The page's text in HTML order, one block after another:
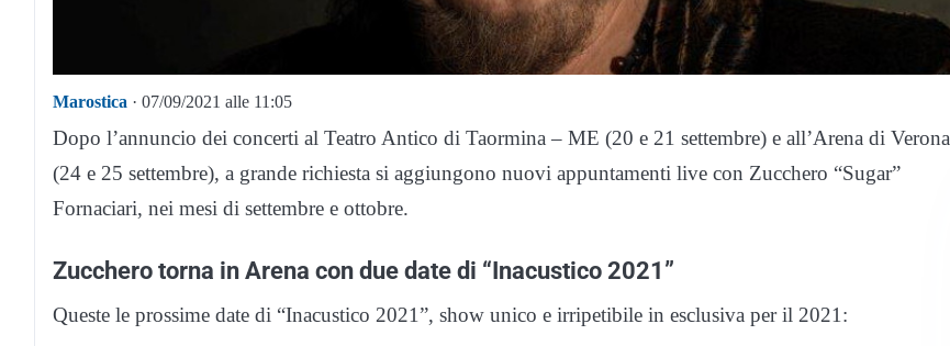
Marostica · 07/09/2021 alle 11:05
Dopo l’annuncio dei concerti al Teatro Antico di Taormina – ME (20 e 21 settembre) e all’Arena di Verona
(24 e 25 settembre), a grande richiesta si aggiungono nuovi appuntamenti live con Zucchero “Sugar”
Fornaciari, nei mesi di settembre e ottobre.
Zucchero torna in Arena con due date di “Inacustico 2021”
Queste le prossime date di “Inacustico 2021”, show unico e irripetibile in esclusiva per il 2021: